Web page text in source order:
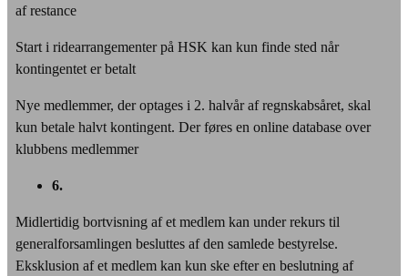
af restance
Start i ridearrangementer på HSK kan kun finde sted når
kontingentet er betalt
Nye medlemmer, der optages i 2. halvår af regnskabsåret, skal
kun betale halvt kontingent. Der føres en online database over
klubbens medlemmer
6.
Midlertidig bortvisning af et medlem kan under rekurs til
generalforsamlingen besluttes af den samlede bestyrelse.
Eksklusion af et medlem kan kun ske efter en beslutning af